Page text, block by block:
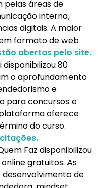
pelas áreas de
interna,
digitais. A maior
formato de web
abertas pelo site.
80
o aprofundamento
e
para concursos e
oferece
do curso.
Faz disponibilizou
gratuitos. As
de